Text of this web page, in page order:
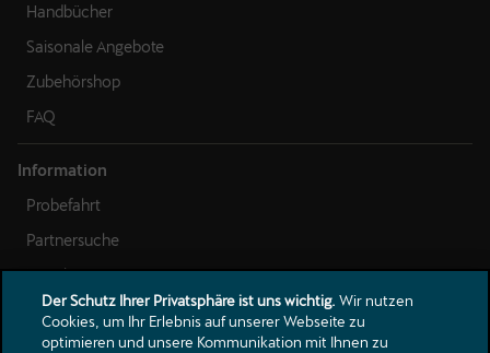
Der Schutz Ihrer Privatsphäre ist uns wichtig. Wir nutzen
Cookies, um Ihr Erlebnis auf unserer Webseite zu
optimieren und unsere Kommunikation mit Ihnen zu